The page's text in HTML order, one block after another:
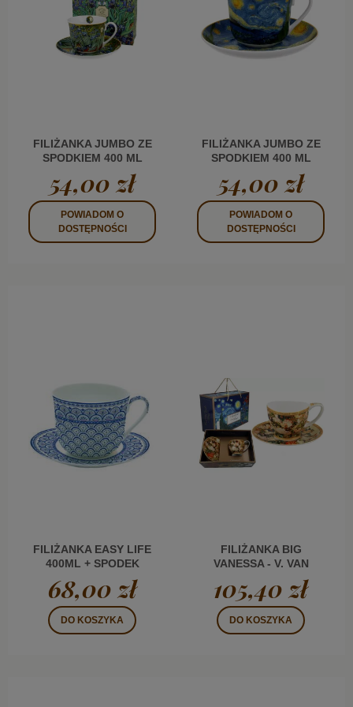
FILIŻANKA JUMBO ZE
SPODKIEM 400 ML
IRYSY V. VAN GOGH
54,00 zł
POWIADOM O
DOSTĘPNOŚCI
FILIŻANKA JUMBO ZE
SPODKIEM 400 ML
GWIAŹDZISTA NOC V.
VAN GOGH
54,00 zł
POWIADOM O
DOSTĘPNOŚCI
FILIŻANKA EASY LIFE
400ML + SPODEK
68,00 zł
DO KOSZYKA
FILIŻANKA BIG
VANESSA - V. VAN
GOGH, WAZON Z
RÓŻAMI (CARMANI)
105,40 zł
DO KOSZYKA